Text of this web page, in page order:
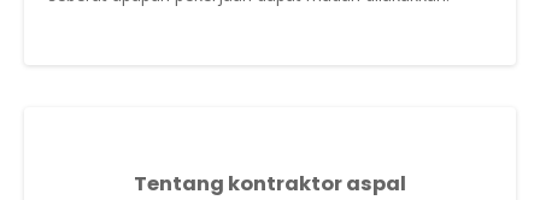
Tentang kontraktor aspal